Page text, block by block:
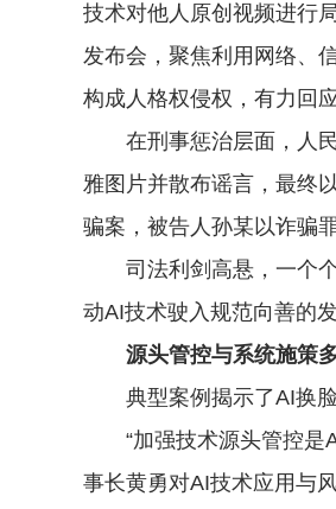
技术对他人原创视频进行
发布会，聚焦利用网络、
构成人格权侵权，有力回
在刑事惩治层面，人民
雅图片并散布谣言，最终
骗案，被告人孙某以诈骗
司法利剑高悬，一个个
动AI技术驶入规范向善的发
源头管控与系统施策
典型案例揭示了AI换脸
“加强技术源头管控是AI
事长黄勇对AI技术应用与